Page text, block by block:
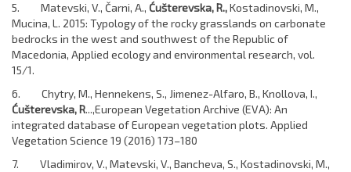
5. Matevski, V., Čarni, A., Ćušterevska, R.,Kostadinovski, M.,
Mucina, L. 2015: Typology of the rocky grasslands on carbonate
bedrocks in the west and southwest of the Republic of
Macedonia, Applied ecology and environmental research, vol.
15/1.
6. Chytry, M., Hennekens, S., Jimenez-Alfaro, B., Knollova, I.,
Ćušterevska, R...,European Vegetation Archive (EVA): An
integrated database of European vegetation plots. Applied
Vegetation Science 19 (2016) 173–180
7. Vladimirov, V., Matevski, V., Bancheva, S., Kostadinovski, M.,